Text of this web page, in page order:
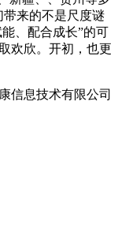
来的不是尺度谜
、配合成长”的可
欢欣。开初，也更
信息技术有限公司